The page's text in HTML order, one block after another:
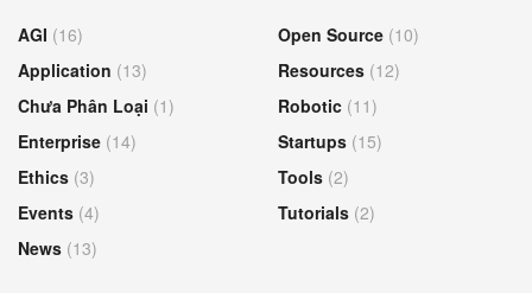
AGI (16)
Application (13)
Chưa Phân Loại (1)
Enterprise (14)
Ethics (3)
Events (4)
News (13)
Open Source (10)
Resources (12)
Robotic (11)
Startups (15)
Tools (2)
Tutorials (2)